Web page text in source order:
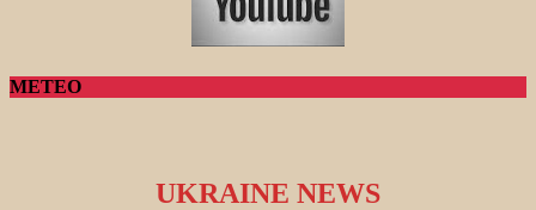
METEO
UKRAINE NEWS